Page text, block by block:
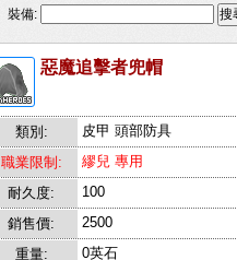
裝備: 搜
惡魔追擊者兜帽
類別:
皮甲 頭部防具
職業限制:
繆兒 專用
耐久度:
100
銷售價:
2500
重量:
0英石